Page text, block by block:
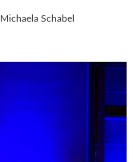
Michaela Schabel